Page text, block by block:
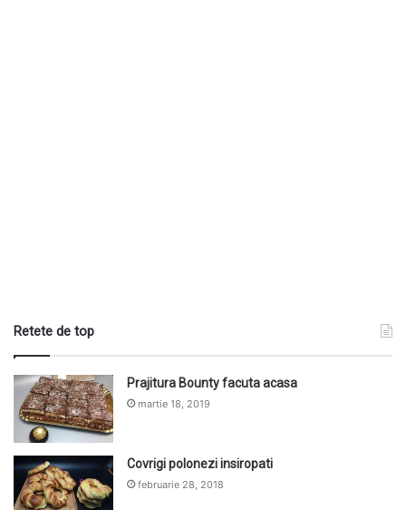
Retete de top
Prajitura Bounty facuta acasa
martie 18, 2019
Covrigi polonezi insiropati
februarie 28, 2018